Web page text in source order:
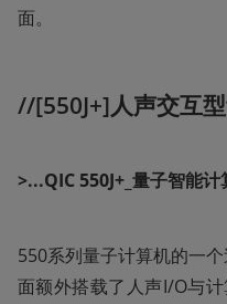
面。
//[550J+]人声交互
>...QIC 550J+_量子智能计
550系列量子计算机的一
面额外搭载了人声I/O与